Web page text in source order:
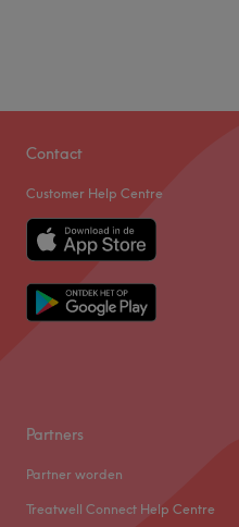
Contact
Customer Help Centre
Partners
Partner worden
Treatwell Connect Help Centre